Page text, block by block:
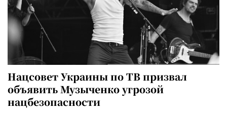
Нацсовет Украины по ТВ призвал
объявить Музыченко угрозой
нацбезопасности